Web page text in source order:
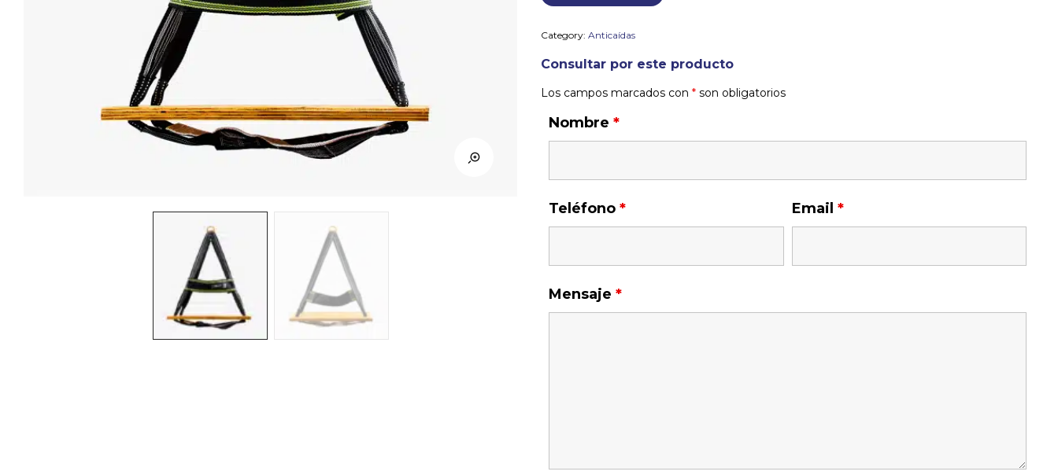
Category: Anticaídas
Consultar por este producto
Los campos marcados con * son obligatorios
Nombre *
Teléfono * Email *
Mensaje *